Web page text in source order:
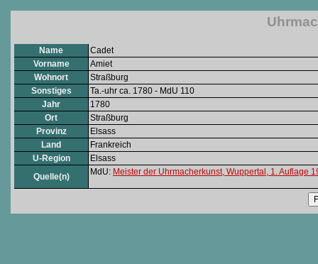
Name
Cadet
Vorname
Amiet
Wohnort
Straßburg
Sonstiges
Ta.-uhr ca. 1780 - MdU 110
Jahr
1780
Ort
Straßburg
Provinz
Elsass
Land
Frankreich
U-Region
Elsass
Quelle(n)
MdU: Meister der Uhrmacherkunst, Wuppertal, 1. Auflage